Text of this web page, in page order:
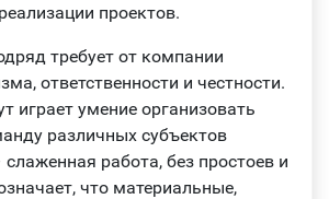
проектов.
требует от компании
ответственности и честности.
играет умение организовать
различных субъектов
работа, без простоев и
что материальные,